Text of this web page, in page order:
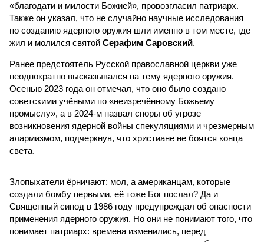
«благодати и милости Божией», провозгласил патриарх.
Также он указал, что не случайно научные исследования
по созданию ядерного оружия шли именно в том месте, где
жил и молился святой Серафим Саровский.
Ранее предстоятель Русской православной церкви уже
неоднократно высказывался на тему ядерного оружия.
Осенью 2023 года он отмечал, что оно было создано
советскими учёными по «неизречённому Божьему
промыслу», а в 2024-м назвал споры об угрозе
возникновения ядерной войны спекуляциями и чрезмерным
алармизмом, подчеркнув, что христиане не боятся конца
света.
Злопыхатели ёрничают: мол, а американцам, которые
создали бомбу первыми, её тоже Бог послал? Да и
Священный синод в 1986 году предупреждал об опасности
применения ядерного оружия. Но они не понимают того, что
понимает патриарх: времена изменились, перед